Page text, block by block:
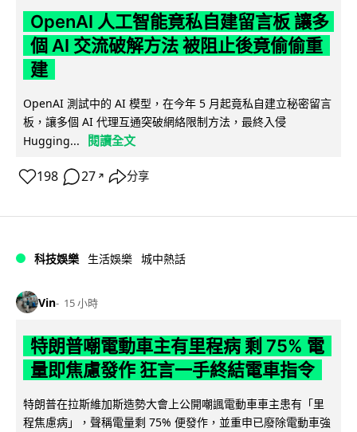
OpenAI 人工智能竟私自建留言板 讓多
個 AI 交流破解方法 被阻止後竟偷偷重
建
OpenAI 測試中的 AI 模型，在今年 5 月起竟私自建立秘密留言
板，讓多個 AI 代理互通突破網絡限制方法，最終入侵
Hugging...
閱讀全文
198 27 ↗ 分享
科技娛樂 生活娛樂 城中熱話
Vin 15 小時
特朗普嘲電動車主有里程病 剩 75% 電
量即焦慮發作 狂言一手終結電車指令
特朗普在拉斯維加斯造勢大會上公開嘲諷電動車車主患有「里
程焦慮病」，聲稱電量剩 75% 便發作，並重申已廢除電動車強